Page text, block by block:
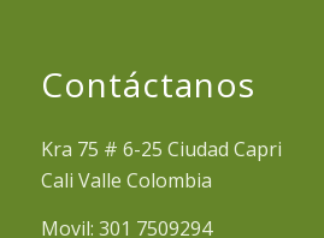
Contáctanos
Kra 75 # 6-25 Ciudad Capri
Cali Valle Colombia
Movil: 301 7509294